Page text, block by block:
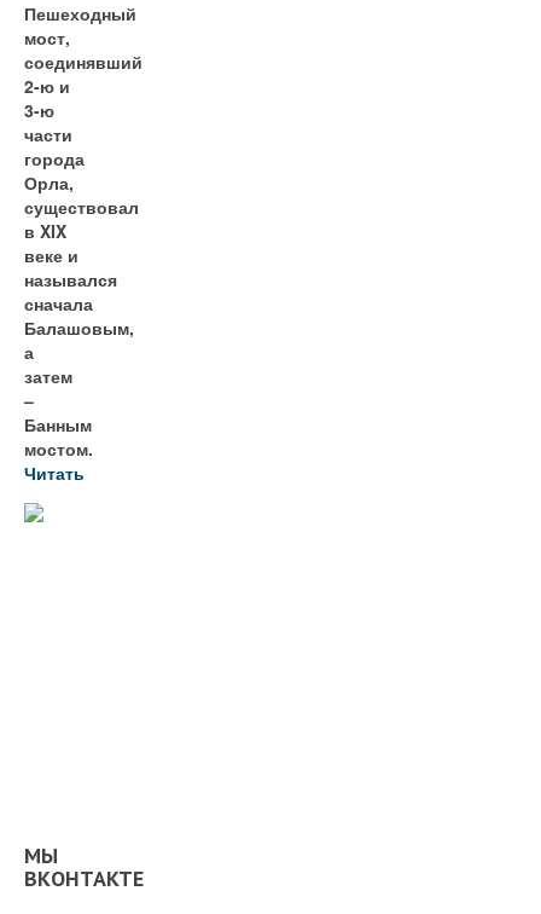
Пешеходный
мост,
соединявший
2-ю и
3-ю
части
города
Орла,
существовал
в XIX
веке и
назывался
сначала
Балашовым,
а
затем
–
Банным
мостом.
Читать
МЫ
ВКОНТАКТЕ